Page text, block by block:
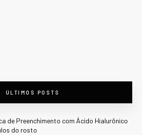
ÚLTIMOS POSTS
de Preenchimento com Ácido Hialurônico
do rosto